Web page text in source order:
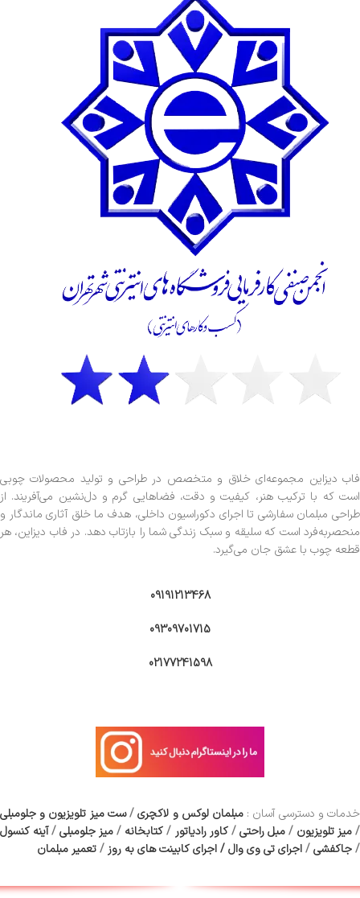
فاب دیزاین مجموعه‌ای خلاق و متخصص در طراحی و تولید محصولات چوبی
است که با ترکیب هنر، کیفیت و دقت، فضاهایی گرم و دل‌نشین می‌آفریند. از
طراحی مبلمان سفارشی تا اجرای دکوراسیون داخلی، هدف ما خلق آثاری ماندگار و
منحصربه‌فرد است که سلیقه و سبک زندگی شما را بازتاب دهد. در فاب دیزاین، هر
قطعه چوب با عشق جان می‌گیرد.
09191213468
09309701715
02177241598
خدمات و دسترسی آسان :مبلمان لوکس و لاکچری /ست میز تلویزیون و جلومبلی
/میز تلویزیون /مبل راحتی/کاور رادیاتور /کتابخانه /میز جلومبلی/آینه کنسول
/جاکفشی/اجرای تی وی وال/اجرای کابینت های به روز /تعمیر مبلمان